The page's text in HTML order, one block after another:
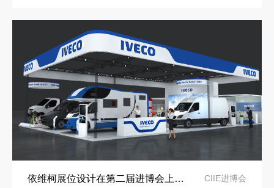
依维柯展位设计在第二届进博会上吸引万千瞩目 CIIE进博会